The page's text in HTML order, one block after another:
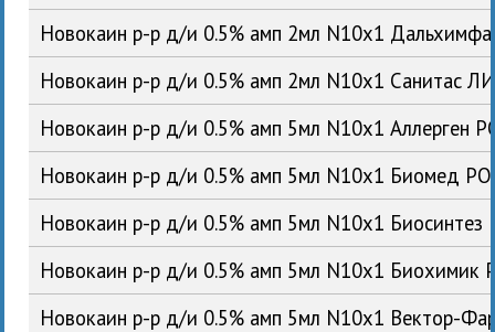
Новокаин р-р д/и 0.5% амп 2мл N10x1
Новокаин р-р д/и 0.5% амп 2мл N10x1 Санитас
Новокаин р-р д/и 0.5% амп 5мл N10x1 Аллерген
Новокаин р-р д/и 0.5% амп 5мл N10x1 Биомед
Новокаин р-р д/и 0.5% амп 5мл N10x1 Биосинтез
Новокаин р-р д/и 0.5% амп 5мл N10x1 Биохимик
Новокаин р-р д/и 0.5% амп 5мл N10x1 Вектор-